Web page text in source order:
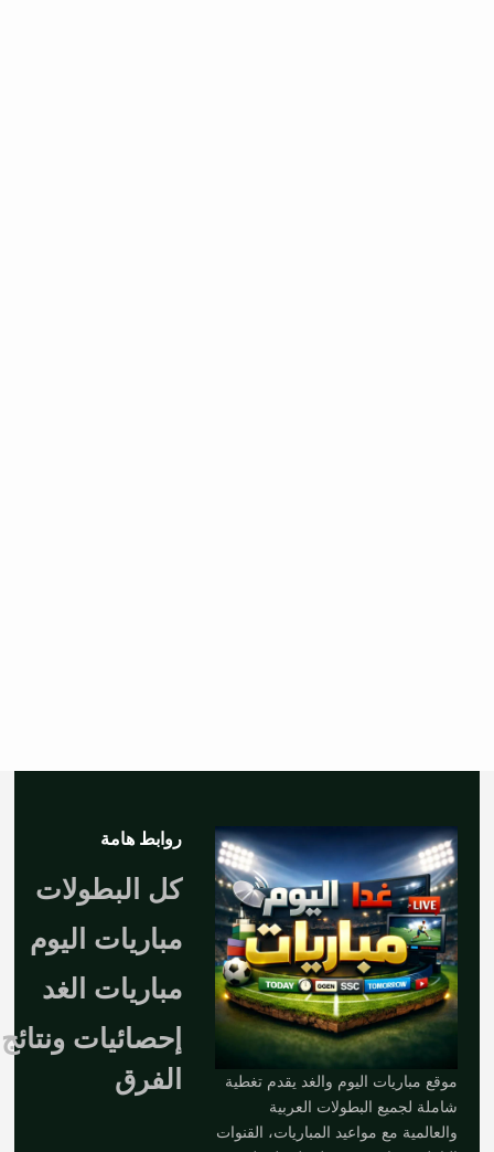
موقع مباريات اليوم والغد يقدم تغطية
شاملة لجميع البطولات العربية
والعالمية مع مواعيد المباريات، القنوات
روابط هامة
كل البطولات
مباريات اليوم
مباريات الغد
إحصائيات ونتائج
الفرق